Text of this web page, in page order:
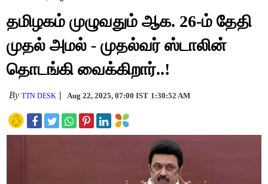
தமிழகம் முழுவதும் ஆக. 26-ம் தேதி
முதல் அமல் - முதல்வர் ஸ்டாலின்
தொடங்கி வைக்கிறார்..!
ByTTN DESK Aug 22, 2025, 07:00 IST 1:30:52 AM